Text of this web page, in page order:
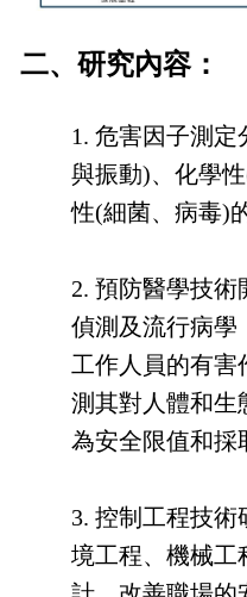
二、研究內容：
1. 危害因子測
與振動)、化學
性(細菌、病毒)
2. 預防醫學技
偵測及流行病學
工作人員的有害
測其對人體和生
為安全限值和採
3. 控制工程技
境工程、機械工